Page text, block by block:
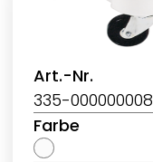
Art.-Nr.
335-000000008
Farbe